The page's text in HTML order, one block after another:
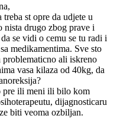
st opre da udjete u
nista drugo zbog prave i
se vidi o cemu se tu radi i
medikamentima. Sve sto
problematicno ali iskreno
vasa kilaza od 40kg, da
pre ili meni ili bilo kom
dijagnosticaru
biti veoma ozbiljan.